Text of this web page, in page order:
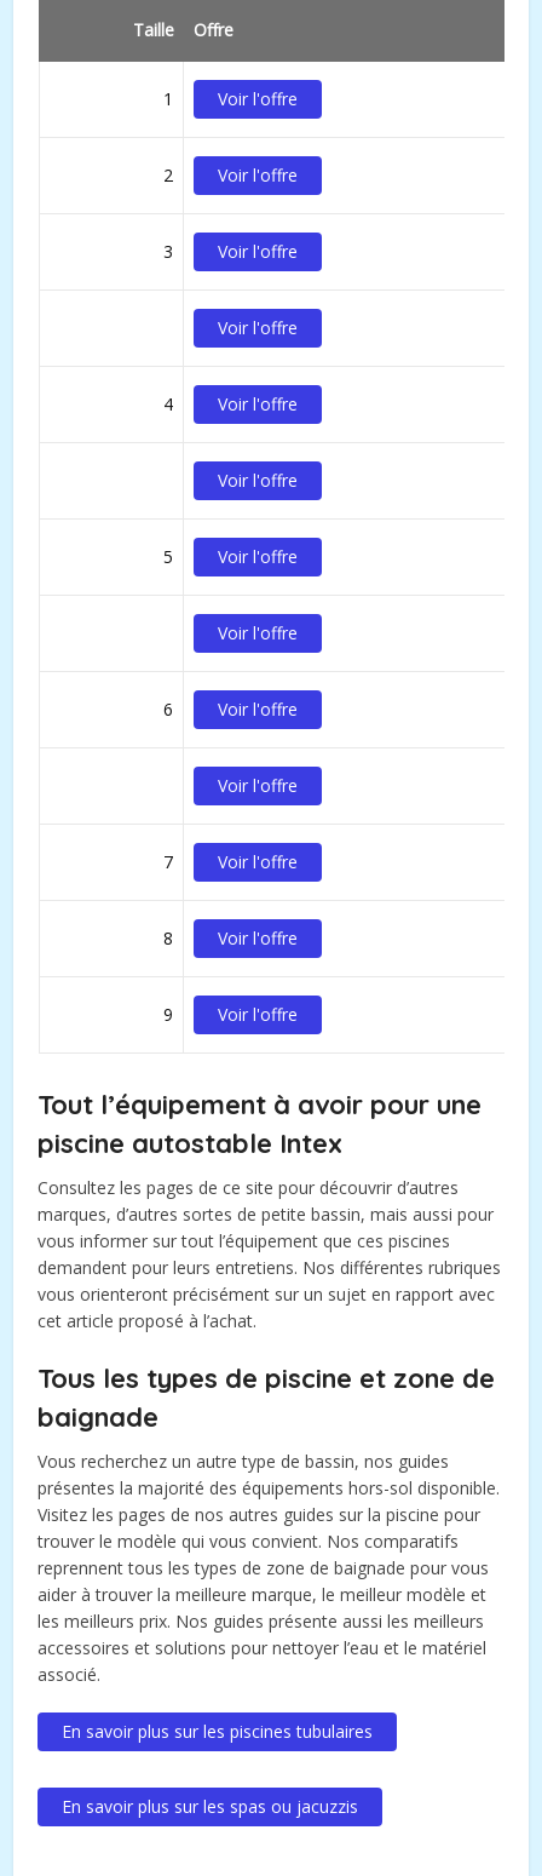
Taille Offre
1 Voir l'offre
2 Voir l'offre
3 Voir l'offre
Voir l'offre
4 Voir l'offre
Voir l'offre
5 Voir l'offre
Voir l'offre
6 Voir l'offre
Voir l'offre
7 Voir l'offre
8 Voir l'offre
9 Voir l'offre
Tout l’équipement à avoir pour une
piscine autostable Intex
Consultez les pages de ce site pour découvrir d’autres
marques, d’autres sortes de petite bassin, mais aussi pour
vous informer sur tout l’équipement que ces piscines
demandent pour leurs entretiens. Nos différentes rubriques
vous orienteront précisément sur un sujet en rapport avec
cet article proposé à l’achat.
Tous les types de piscine et zone de
baignade
Vous recherchez un autre type de bassin, nos guides
présentes la majorité des équipements hors-sol disponible.
Visitez les pages de nos autres guides sur la piscine pour
trouver le modèle qui vous convient. Nos comparatifs
reprennent tous les types de zone de baignade pour vous
aider à trouver la meilleure marque, le meilleur modèle et
les meilleurs prix. Nos guides présente aussi les meilleurs
accessoires et solutions pour nettoyer l’eau et le matériel
associé.
En savoir plus sur les piscines tubulaires
En savoir plus sur les spas ou jacuzzis